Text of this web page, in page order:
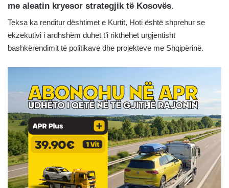
me aleatin kryesor strategjik të Kosovës.
Teksa ka renditur dështimet e Kurtit, Hoti është shprehur se
ekzekutivi i ardhshëm duhet t’i rikthehet urgjentisht
bashkërendimit të politikave dhe projekteve me Shqipërinë.